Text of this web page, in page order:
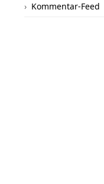
Kommentar-Feed